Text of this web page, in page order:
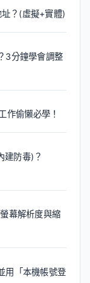
址？(虛擬+實體)
3分鐘學會調整
作偷懶必學！
防毒)？
幕解析度與縮
用「本機帳號登